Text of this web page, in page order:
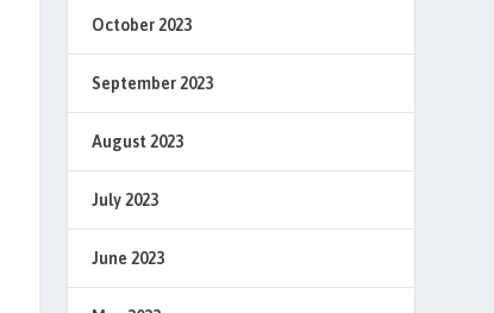
October 2023
September 2023
August 2023
July 2023
June 2023